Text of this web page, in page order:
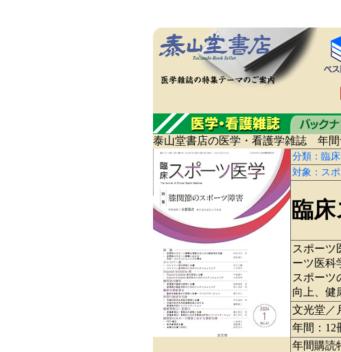
泰山堂書店の医学・看護学雑誌 年間
分類：臨
対象：ス
臨
スポーツ
ーツ医科
スポーツ
向上、健
文光堂／
年間：12
年間購読